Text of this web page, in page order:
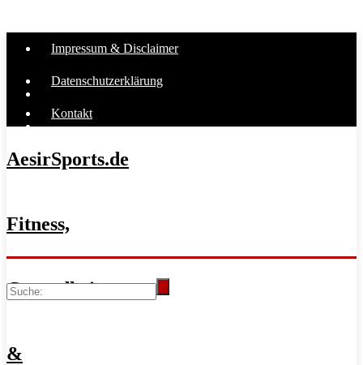
Impressum & Disclaimer
Datenschutzerklärung
Kontakt
AesirSports.de
Fitness,
Gesundheit
&